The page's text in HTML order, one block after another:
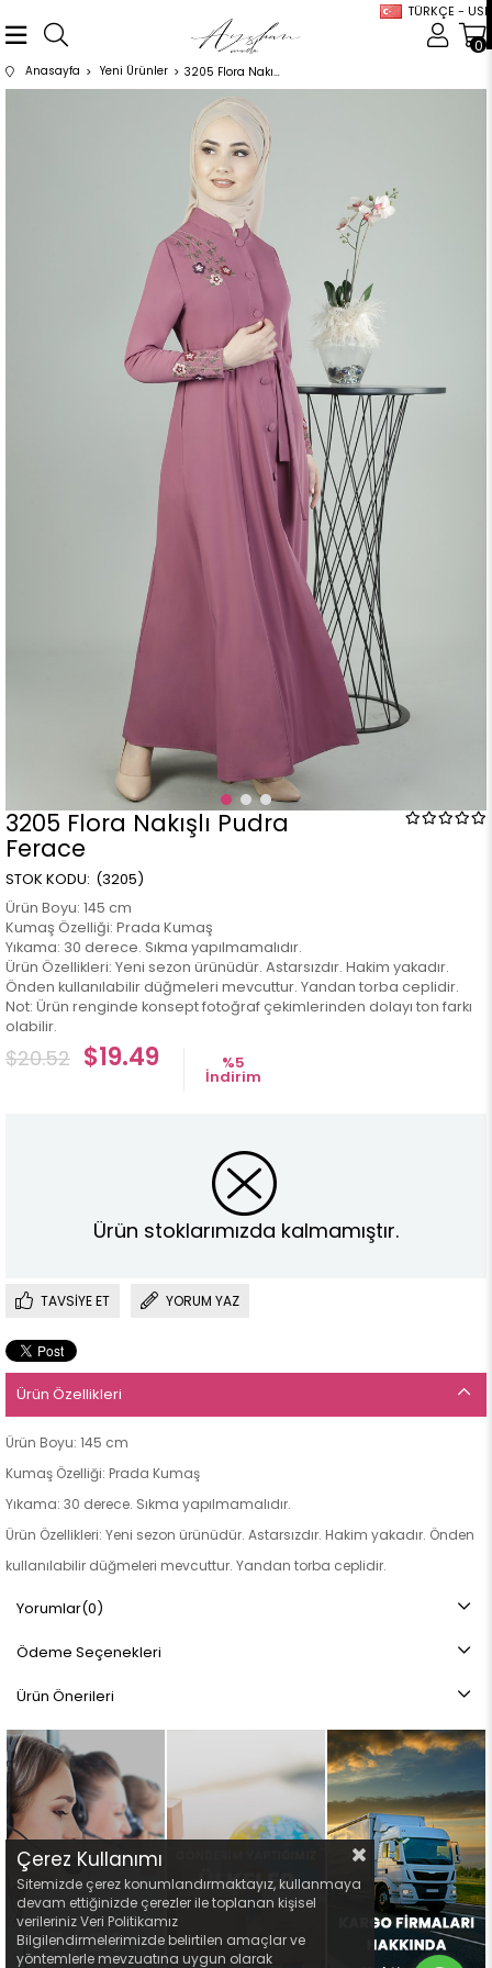
TÜRKÇE - USD
0
Anasayfa Yeni Ürünler 3205 Flora Nakışlı Pudra Ferace
3205 Flora Nakışlı Pudra
Ferace
(3205)
Ürün Boyu: 145 cm
Kumaş Özelliği: Prada Kumaş
Yıkama: 30 derece. Sıkma yapılmamalıdır.
Ürün Özellikleri: Yeni sezon ürünüdür. Astarsızdır. Hakim yakadır.
Önden kullanılabilir düğmeleri mevcuttur. Yandan torba ceplidir.
Not: Ürün renginde konsept fotoğraf çekimlerinden dolayı ton farkı
olabilir.
$20.52 $19.49 %5
İndirim
Ürün stoklarımızda kalmamıştır.
TAVSIYE ET YORUM YAZ
Ürün Özellikleri
Ürün Boyu: 145 cm
Kumaş Özelliği: Prada Kumaş
Yıkama: 30 derece. Sıkma yapılmamalıdır.
Ürün Özellikleri: Yeni sezon ürünüdür. Astarsızdır. Hakim yakadır. Önden
kullanılabilir düğmeleri mevcuttur. Yandan torba ceplidir.
Not: Ürün renginde konsept fotoğraf çekimlerinden dolayı ton farkı
Yorumlar(0)
Ödeme Seçenekleri
Ürün Önerileri
Çerez Kullanımı
Sitemizde çerez konumlandırmaktayız, kullanmaya
devam ettiğinizde çerezler ile toplanan kişisel
verileriniz Veri Politikamız
Bilgilendirmelerimizde belirtilen amaçlar ve
yöntemlerle mevzuatına uygun olarak